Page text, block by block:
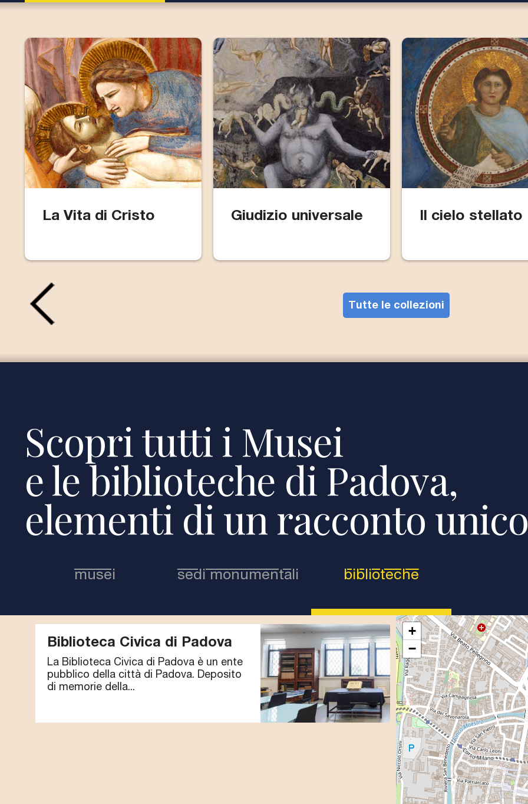
La Vita di Cristo Giudizio universale Il cielo stellato
Tutte le collezioni
Scopri tutti i Musei
e le biblioteche di Padova,
elementi di un racconto
musei sedi monumentali biblioteche
Biblioteca Civica di Padova
La Biblioteca Civica di Padova è un ente
pubblico della città di Padova. Deposito
di memorie della...
+
−